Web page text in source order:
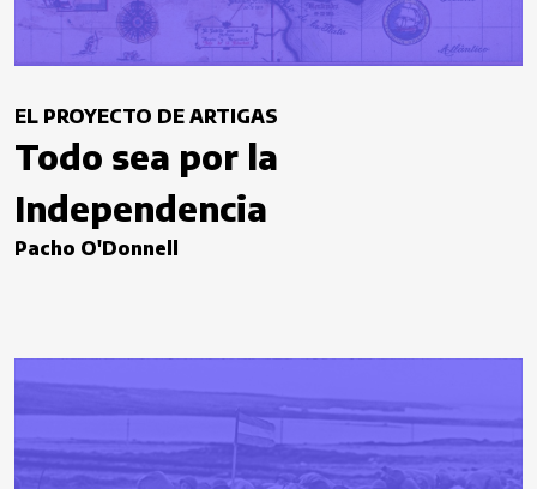
EL PROYECTO DE ARTIGAS
Todo sea por la
Independencia
Pacho O'Donnell